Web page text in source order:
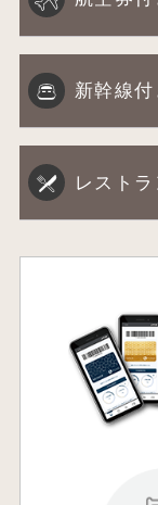
新幹線
レスト